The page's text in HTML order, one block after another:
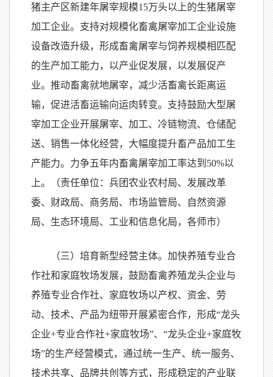
猪主产区新建年屠宰规模15万头以上的生猪屠宰
加工企业。支持对规模化畜禽屠宰加工企业设施
设备改造升级，形成畜禽屠宰与饲养规模相匹配
的生产加工能力，以产业促发展，以发展促产
业。推动畜禽就地屠宰，减少活畜禽长距离运
输，促进活畜运输向运肉转变。支持鼓励大型屠
宰加工企业开展屠宰、加工、冷链物流、仓储配
送、销售一体化经营，大幅度提升畜产品加工生
产能力。力争五年内畜禽屠宰加工率达到50%以
上。（责任单位：兵团农业农村局、发展改革
委、财政局、商务局、市场监管局、自然资源
局、生态环境局、工业和信息化局，各师市）
（三）培育新型经营主体。加快养殖专业合
作社和家庭牧场发展，鼓励畜禽养殖龙头企业与
养殖专业合作社、家庭牧场以产权、资金、劳
动、技术、产品为纽带开展紧密合作，形成“龙头
企业+专业合作社+家庭牧场”、“龙头企业+家庭牧
场”的生产经营模式，通过统一生产、统一服务、
技术共享、品牌共创等方式，形成稳定的产业联